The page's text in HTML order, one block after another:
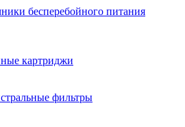
бесперебойного питания
картриджи
фильтры